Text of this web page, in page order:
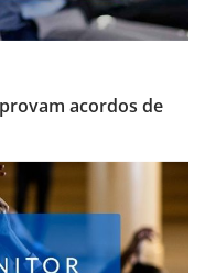
acordos de